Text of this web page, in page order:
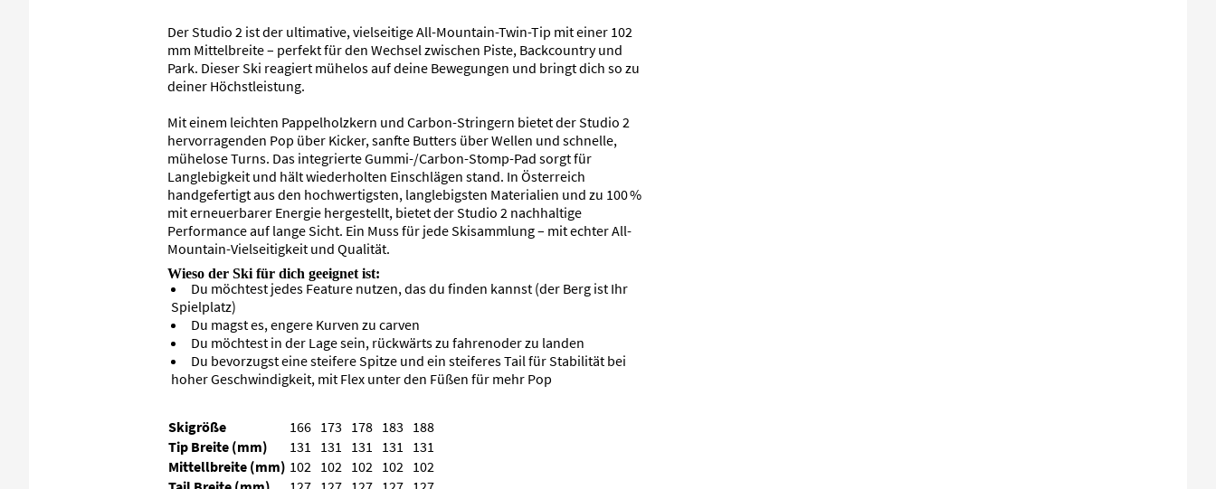
Der Studio 2 ist der ultimative, vielseitige All-Mountain-Twin-Tip mit einer 102
mm Mittelbreite – perfekt für den Wechsel zwischen Piste, Backcountry und
Park. Dieser Ski reagiert mühelos auf deine Bewegungen und bringt dich so zu
deiner Höchstleistung.
Mit einem leichten Pappelholzkern und Carbon-Stringern bietet der Studio 2
hervorragenden Pop über Kicker, sanfte Butters über Wellen und schnelle,
mühelose Turns. Das integrierte Gummi-/Carbon-Stomp-Pad sorgt für
Langlebigkeit und hält wiederholten Einschlägen stand. In Österreich
handgefertigt aus den hochwertigsten, langlebigsten Materialien und zu 100 %
mit erneuerbarer Energie hergestellt, bietet der Studio 2 nachhaltige
Performance auf lange Sicht. Ein Muss für jede Skisammlung – mit echter All-
Mountain-Vielseitigkeit und Qualität.
Wieso der Ski für dich geeignet ist:
Du möchtest jedes Feature nutzen, das du finden kannst (der Berg ist Ihr
Spielplatz)
Du magst es, engere Kurven zu carven
Du möchtest in der Lage sein, rückwärts zu fahrenoder zu landen
Du bevorzugst eine steifere Spitze und ein steiferes Tail für Stabilität bei
hoher Geschwindigkeit, mit Flex unter den Füßen für mehr Pop
Skigröße 166 173 178 183 188
Tip Breite (mm)
131 131 131 131 131
Mittellbreite (mm) 102 102 102 102 102